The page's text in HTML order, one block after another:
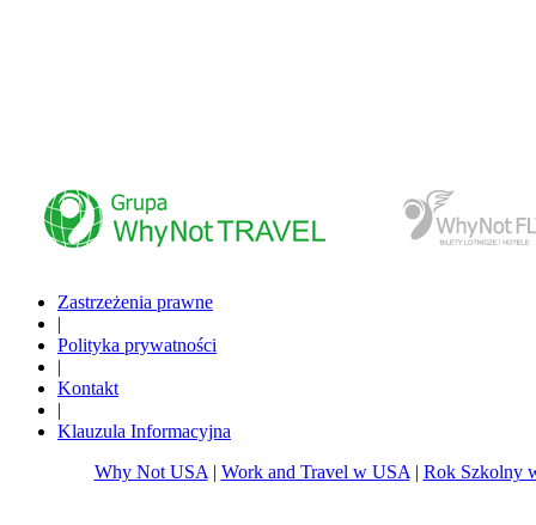
Zastrzeżenia prawne
|
Polityka prywatności
|
Kontakt
|
Klauzula Informacyjna
Why Not USA | Work and Travel w USA | Rok Szkolny